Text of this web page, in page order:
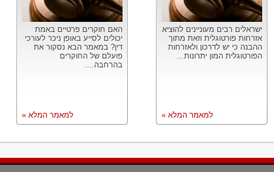
ישראלים רבים מעוניינים להוציא
אזרחות פורטוגלית וזאת מתוך
ההבנה כי יש לדרכון ולאזרחות
הפורטוגלית המון יתרונות...
למאמר המלא »
האם חוקרים פרטיים באמת
יכולים לסייע באופן ניכר לעורכי
דין? במאמר הבא נסקור את
פועלם של החוקרים
בהרחבה....
למאמר המלא »